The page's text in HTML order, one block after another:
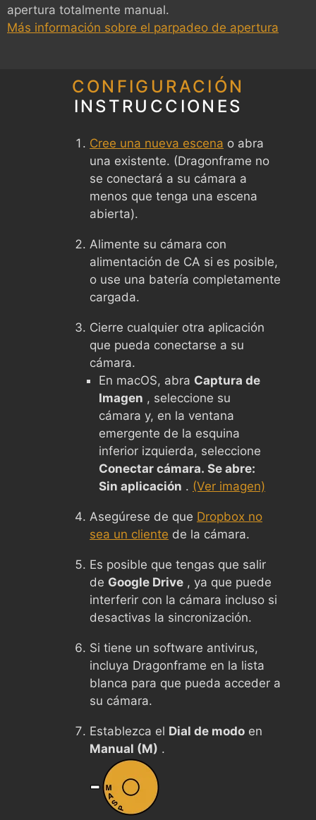
apertura totalmente manual.
Más información sobre el parpadeo de apertura
CONFIGURACIÓN
INSTRUCCIONES
Cree una nueva escena o abra
una existente. (Dragonframe no
se conectará a su cámara a
menos que tenga una escena
abierta).
Alimente su cámara con
alimentación de CA si es posible,
o use una batería completamente
cargada.
Cierre cualquier otra aplicación
que pueda conectarse a su
cámara.
En macOS, abra Captura de
Imagen , seleccione su
cámara y, en la ventana
emergente de la esquina
inferior izquierda, seleccione
Conectar cámara. Se abre:
Sin aplicación . (Ver imagen)
Asegúrese de que Dropbox no
sea un cliente de la cámara.
Es posible que tengas que salir
de Google Drive , ya que puede
interferir con la cámara incluso si
desactivas la sincronización.
Si tiene un software antivirus,
incluya Dragonframe en la lista
blanca para que pueda acceder a
su cámara.
Establezca el Dial de modo en
Manual (M) .